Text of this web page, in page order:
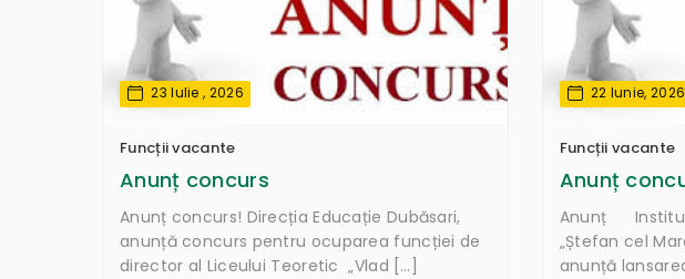
23 Iulie , 2026
Funcții vacante
Anunț concurs
Anunț concurs! Direcția Educație Dubăsari,
anunță concurs pentru ocuparea funcției de
director al Liceului Teoretic „Vlad […]
22 Iunie, 2026
Funcții vacante
Anunț
Anunț
„Ștefan cel
anunță